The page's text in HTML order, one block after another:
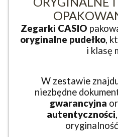
Zegarki CASIO
oryginalne pudełko,
i klasę
W zestawie
niezbędne
gwarancyjna
autentyczności